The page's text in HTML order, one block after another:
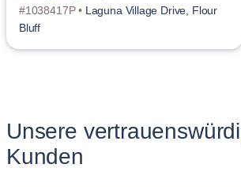
#1038417P • Laguna Village Drive, Flour
Bluff
Unsere
Kunden